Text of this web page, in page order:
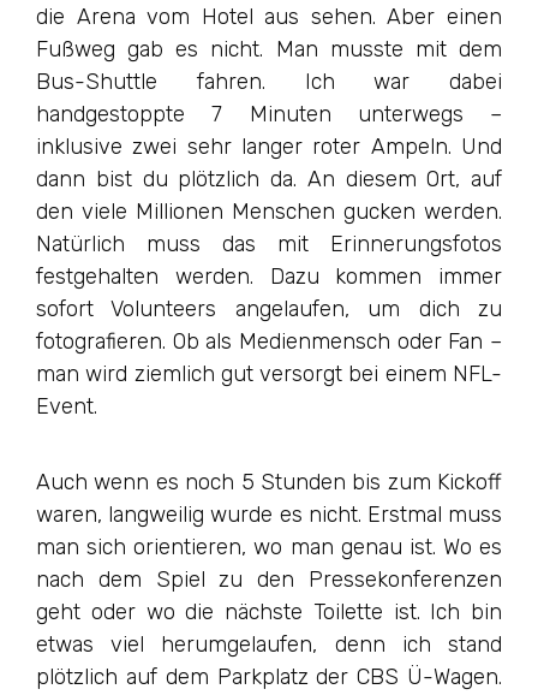
die Arena vom Hotel aus sehen. Aber einen
Fußweg gab es nicht. Man musste mit dem
Bus-Shuttle fahren. Ich war dabei
handgestoppte 7 Minuten unterwegs –
inklusive zwei sehr langer roter Ampeln. Und
dann bist du plötzlich da. An diesem Ort, auf
den viele Millionen Menschen gucken werden.
Natürlich muss das mit Erinnerungsfotos
festgehalten werden. Dazu kommen immer
sofort Volunteers angelaufen, um dich zu
fotografieren. Ob als Medienmensch oder Fan –
man wird ziemlich gut versorgt bei einem NFL-
Event.
Auch wenn es noch 5 Stunden bis zum Kickoff
waren, langweilig wurde es nicht. Erstmal muss
man sich orientieren, wo man genau ist. Wo es
nach dem Spiel zu den Pressekonferenzen
geht oder wo die nächste Toilette ist. Ich bin
etwas viel herumgelaufen, denn ich stand
plötzlich auf dem Parkplatz der CBS Ü-Wagen.